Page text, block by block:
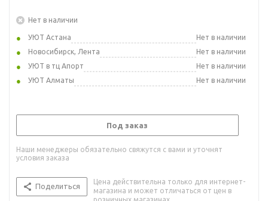
Нет в наличии
УЮТ Астана
Нет в наличии
Новосибирск, Лента
Нет в наличии
УЮТ в тц Апорт
Нет в наличии
УЮТ Алматы
Нет в наличии
Под заказ
Наши менеджеры обязательно свяжутся с вами и уточнят
условия заказа
Поделиться
Цена действительна только для интернет-
магазина и может отличаться от цен в
розничных магазинах